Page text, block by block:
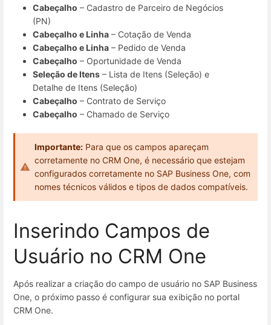
Cabeçalho – Cadastro de Parceiro de Negócios
(PN)
Cabeçalho e Linha – Cotação de Venda
Cabeçalho e Linha – Pedido de Venda
Cabeçalho – Oportunidade de Venda
Seleção de Itens – Lista de Itens (Seleção) e
Detalhe de Itens (Seleção)
Cabeçalho – Contrato de Serviço
Cabeçalho – Chamado de Serviço
Importante: Para que os campos apareçam
corretamente no CRM One, é necessário que estejam
configurados corretamente no SAP Business One, com
nomes técnicos válidos e tipos de dados compatíveis.
Inserindo Campos de
Usuário no CRM One
Após realizar a criação do campo de usuário no SAP Business
One, o próximo passo é configurar sua exibição no portal
CRM One.